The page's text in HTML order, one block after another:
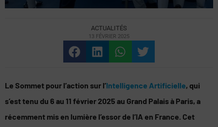
ACTUALITÉS
13 FÉVRIER 2025
Le Sommet pour l’action sur l’Intelligence Artificielle, qui
s’est tenu du 6 au 11 février 2025 au Grand Palais à Paris, a
récemment mis en lumière l’essor de l’IA en France. Cet